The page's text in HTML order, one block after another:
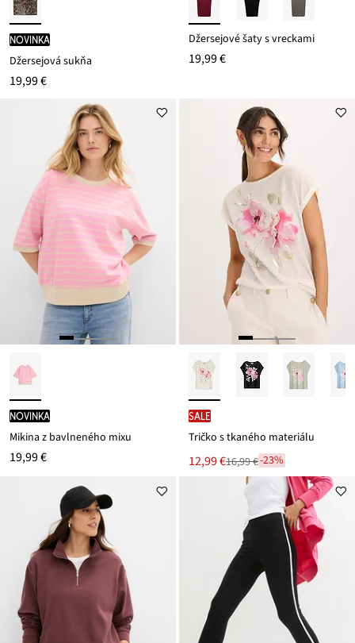
novinka
Džersejová sukňa
19,99 €
Džersejové šaty s vreckami
19,99 €
novinka
Mikina z bavlneného mixu
19,99 €
SALE
Tričko s tkaného materiálu
Nová
cena
12,99 €
Zľava 16,99 €-23%